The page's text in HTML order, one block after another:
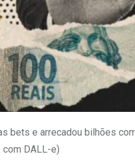
bets e arrecadou bilhões
DALL-e)